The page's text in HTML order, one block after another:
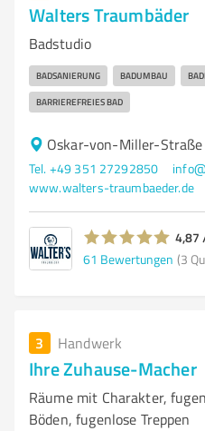
Walters Traumbäder
Badstudio
BADSANIERUNG BADUMBAU
BARRIEREFREIES BAD
Oskar-von-Miller-
Tel. +49 351 27292850
www.walters-traumbaeder.de
4,87
61 Bewertungen (3
3 Handwerk
Ihre Zuhause-Macher
Räume mit Charakter,
Böden, fugenlose Treppen